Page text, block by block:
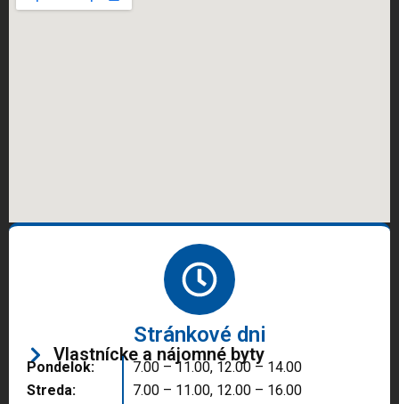
Stránkové dni
Vlastnícke a nájomné byty
Pondelok:
Streda:
7.00 – 11.00, 12.00 – 14.00
7.00 – 11.00, 12.00 – 16.00